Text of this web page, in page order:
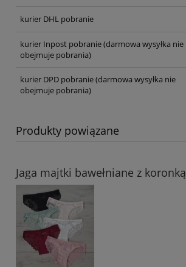
kurier DHL pobranie
kurier Inpost pobranie(darmowa wysyłka nie
obejmuje pobrania)
kurier DPD pobranie(darmowa wysyłka nie
obejmuje pobrania)
Produkty powiązane
Jaga majtki bawełniane z koronką